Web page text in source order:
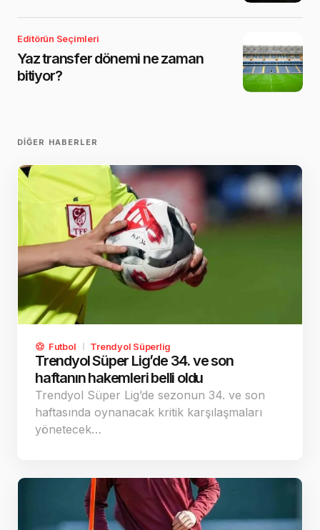
Editörün Seçimleri
Yaz transfer dönemi ne zaman
bitiyor?
DIĞER HABERLER
Futbol Trendyol Süperlig
Trendyol Süper Lig’de 34. ve son
haftanın hakemleri belli oldu
Trendyol Süper Lig’de sezonun 34. ve son
haftasında oynanacak kritik karşılaşmaları
yönetecek…